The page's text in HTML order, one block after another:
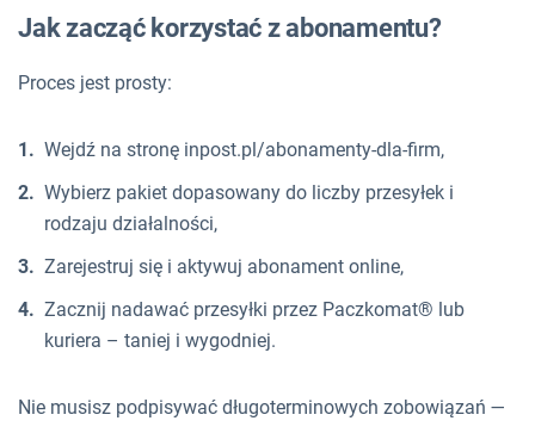
Jak zacząć korzystać z abonamentu?
Proces jest prosty:
Wejdź na stronę inpost.pl/abonamenty-dla-firm,
Wybierz pakiet dopasowany do liczby przesyłek i
rodzaju działalności,
Zarejestruj się i aktywuj abonament online,
Zacznij nadawać przesyłki przez Paczkomat® lub
kuriera – taniej i wygodniej.
Nie musisz podpisywać długoterminowych zobowiązań —